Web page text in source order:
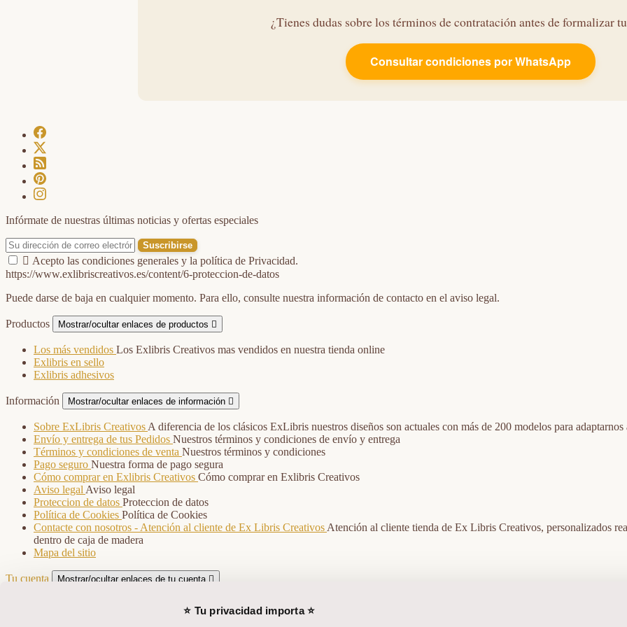
⭐ Tu privacidad importa ⭐
¿Tienes dudas sobre los términos de contratación antes de formalizar
Consultar condiciones por WhatsApp
Infórmate de nuestras últimas noticias y ofertas especiales
 Acepto las condiciones generales y la política de Privacidad.
https://www.exlibriscreativos.es/content/6-proteccion-de-datos
Puede darse de baja en cualquier momento. Para ello, consulte nuestra información de contacto en el aviso legal.
Productos Mostrar/ocultar enlaces de productos 
Los más vendidos Los Exlibris Creativos mas vendidos en nuestra tienda online
Exlibris en sello
Exlibris adhesivos
Información Mostrar/ocultar enlaces de información 
Sobre ExLibris Creativos A diferencia de los clásicos ExLibris nuestros diseños son actuales con más de 200 modelos para adaptarnos
Envío y entrega de tus Pedidos Nuestros términos y condiciones de envío y entrega
Términos y condiciones de venta Nuestros términos y condiciones
Pago seguro Nuestra forma de pago segura
Cómo comprar en Exlibris Creativos Cómo comprar en Exlibris Creativos
Aviso legal Aviso legal
Proteccion de datos Proteccion de datos
Política de Cookies Política de Cookies
Contacte con nosotros - Atención al cliente de Ex Libris Creativos Atención al cliente tienda de Ex Libris Creativos, personalizados
dentro de caja de madera
Mapa del sitio
Tu cuenta Mostrar/ocultar enlaces de tu cuenta 